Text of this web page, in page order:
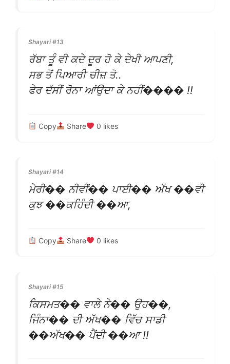
Shayari #13
ਰੱਬਾ ਤੂੰ ਵੀ ਕਦੇ ਦੂਰ ਹੋ ਕੇ ਦੇਖੀ ਆਪਣੀ,
ਸਭ ਤੋਂ ਪਿਆਰੀ ਚੀਜ਼ ਤੋ..
ਫੇਰ ਦੱਸੀਂ ਰੋਨਾ ਆਂਉਦਾ ਕੇ ਨਹੀਂ���� !!
Copy Share 0 likes
Shayari #14
ਮੇਰੀ�� ਨੀਵੀਂ�� ਪਾਈ�� ਅੱਖ ��ਵੀ
ਕੁਝ ��ਕਹਿੰਦੀ ��ਆ,
Copy Share 0 likes
Shayari #15
ਕਿਸਮਤ�� ਵਾਲੇ ਨੇ�� ਉਹ��,
ਜਿੰਨਾ�� ਦੀ ਅੱਖ�� ਵਿੱਚ ਸਾਡੀ
��ਅੱਖ�� ਪੈਂਦੀ ��ਆ !!